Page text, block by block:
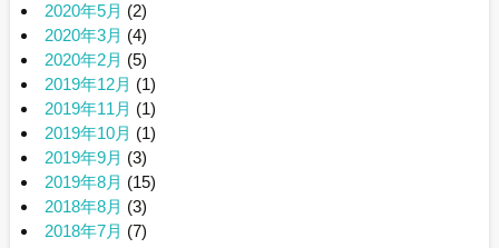
2020年5月 (2)
2020年3月 (4)
2020年2月 (5)
2019年12月 (1)
2019年11月 (1)
2019年10月 (1)
2019年9月 (3)
2019年8月 (15)
2018年8月 (3)
2018年7月 (7)